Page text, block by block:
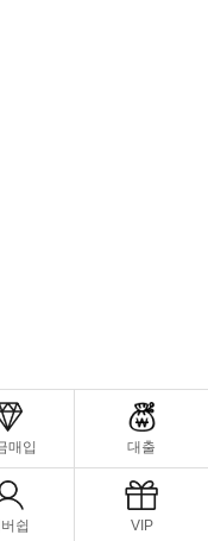
매입 대출
쉽 VIP